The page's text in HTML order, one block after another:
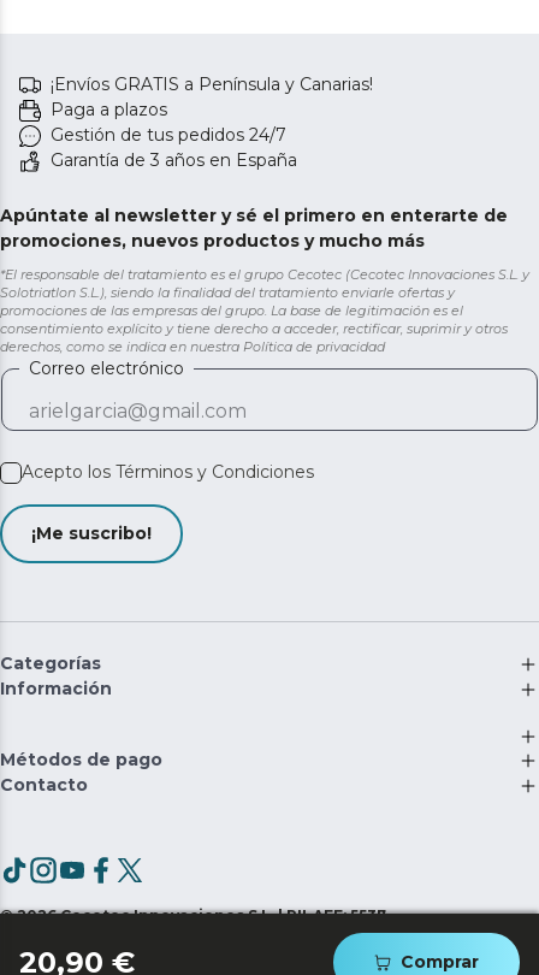
20,90 € Comprar
¡Envíos GRATIS a Península y Canarias!
Paga a plazos
Gestión de tus pedidos 24/7
Garantía de 3 años en España
Apúntate al newsletter y sé el primero en enterarte de
promociones, nuevos productos y mucho más
*El responsable del tratamiento es el grupo Cecotec (Cecotec Innovaciones S.L. y
Solotriatlon S.L.), siendo la finalidad del tratamiento enviarle ofertas y
promociones de las empresas del grupo. La base de legitimación es el
consentimiento explícito y tiene derecho a acceder, rectificar, suprimir y otros
derechos, como se indica en nuestra Política de privacidad
Correo electrónico
Acepto los Términos y Condiciones
¡Me suscribo!
Categorías
Información
Métodos de pago
Contacto
©2026 Cecotec Innovaciones S.L. | RII-AEE: 5537